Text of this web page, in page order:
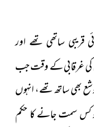
قریبی ساتھی تھے اور
کی غرقابی کے وقت جب
بھی ساتھ تھے، انہوں
سمت جانے کاحکم